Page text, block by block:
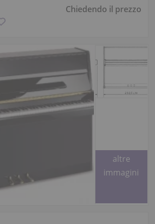
Chiedendo il prezzo
altre
immagini